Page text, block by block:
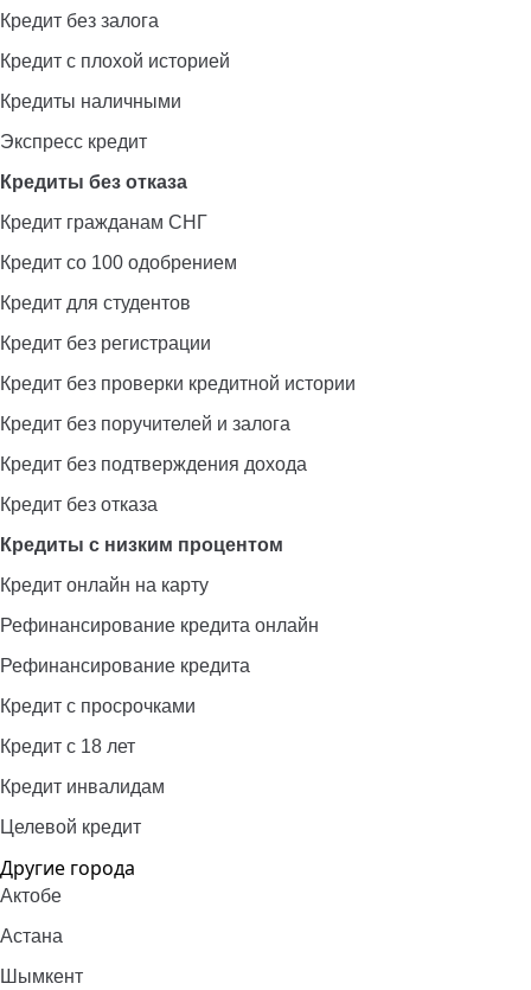
Кредит без залога
Кредит с плохой историей
Кредиты наличными
Экспресс кредит
Кредиты без отказа
Кредит гражданам СНГ
Кредит со 100 одобрением
Кредит для студентов
Кредит без регистрации
Кредит без проверки кредитной истории
Кредит без поручителей и залога
Кредит без подтверждения дохода
Кредит без отказа
Кредиты с низким процентом
Кредит онлайн на карту
Рефинансирование кредита онлайн
Рефинансирование кредита
Кредит с просрочками
Кредит с 18 лет
Кредит инвалидам
Целевой кредит
Другие города
Актобе
Астана
Шымкент